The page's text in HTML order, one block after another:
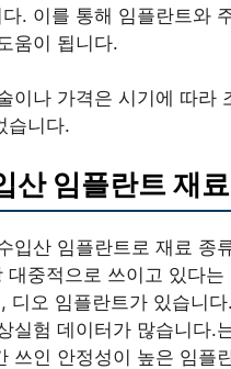
. 이를 통해 임플란트와
움이 됩니다.
이나 가격은 시기에 따라
습니다.
산 임플란트 재
입산 임플란트로 재료 종
대중적으로 쓰이고 있다
디오 임플란트가 있습니
실험 데이터가 많습니다.
쓰인 안정성이 높은 임플